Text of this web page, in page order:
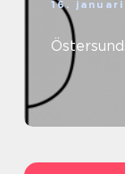
16. januari